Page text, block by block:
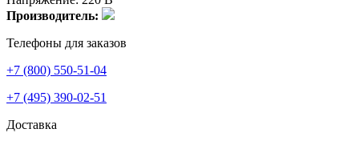
Производитель:
Телефоны для заказов
+7 (800) 550-51-04
+7 (495) 390-02-51
Доставка